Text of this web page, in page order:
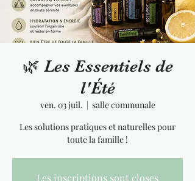
🌿 Les Essentiels de
l'Été
ven. 03 juil.
  |
salle communale
Les solutions pratiques et naturelles pour
toute la famille !
Les inscriptions sont closes